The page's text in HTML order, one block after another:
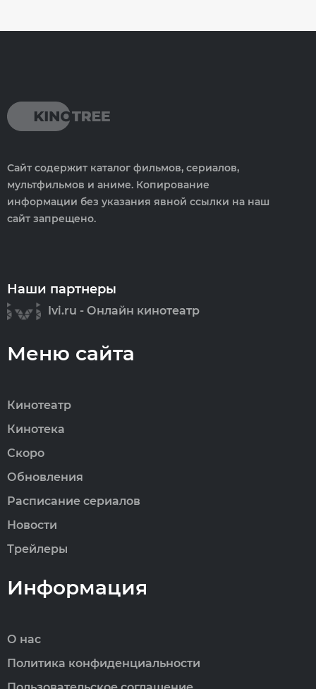
Сайт содержит каталог фильмов, сериалов,
мультфильмов и аниме. Копирование
информации без указания явной ссылки на наш
сайт запрещено.
Наши партнеры
Ivi.ru - Онлайн кинотеатр
Меню сайта
Кинотеатр
Кинотека
Скоро
Обновления
Расписание сериалов
Новости
Трейлеры
Информация
О нас
Политика конфиденциальности